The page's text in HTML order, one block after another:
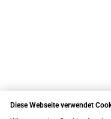
Diese Webseite verwendet